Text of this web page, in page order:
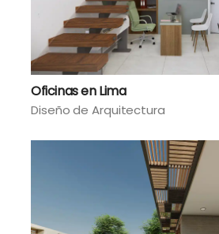
Oficinas en Lima
Diseño de Arquitectura